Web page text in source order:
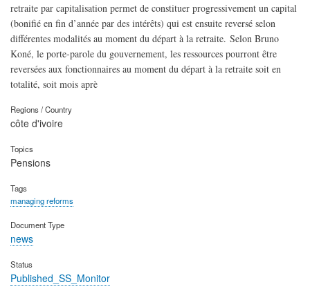
retraite par capitalisation permet de constituer progressivement un capital
(bonifié en fin d’année par des intérêts) qui est ensuite reversé selon
différentes modalités au moment du départ à la retraite. Selon Bruno
Koné, le porte-parole du gouvernement, les ressources pourront être
reversées aux fonctionnaires au moment du départ à la retraite soit en
totalité, soit mois aprè
Regions / Country
côte d'ivoire
Topics
Pensions
Tags
managing reforms
Document Type
news
Status
Published_SS_Monitor